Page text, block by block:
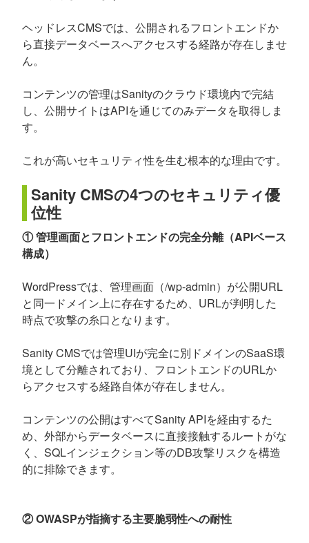
ヘッドレスCMSでは、公開されるフロントエンドか
ら直接データベースへアクセスする経路が存在しませ
ん。
コンテンツの管理はSanityのクラウド環境内で完結
し、公開サイトはAPIを通じてのみデータを取得しま
す。
これが高いセキュリティ性を生む根本的な理由です。
Sanity CMSの4つのセキュリティ優
位性
① 管理画面とフロントエンドの完全分離（APIベース
構成）
WordPressでは、管理画面（/wp-admin）が公開URL
と同一ドメイン上に存在するため、URLが判明した
時点で攻撃の糸口となります。
Sanity CMSでは管理UIが完全に別ドメインのSaaS環
境として分離されており、フロントエンドのURLか
らアクセスする経路自体が存在しません。
コンテンツの公開はすべてSanity APIを経由するた
め、外部からデータベースに直接接触するルートがな
く、SQLインジェクション等のDB攻撃リスクを構造
的に排除できます。
② OWASPが指摘する主要脆弱性への耐性